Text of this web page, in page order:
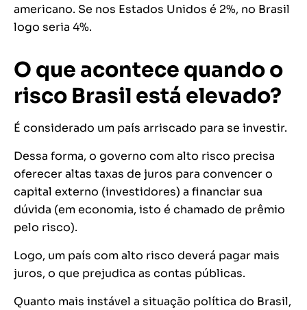
americano. Se nos Estados Unidos é 2%, no Brasil
logo seria 4%.
O que acontece quando o
risco Brasil está elevado?
É considerado um país arriscado para se investir.
Dessa forma, o governo com alto risco precisa
oferecer altas taxas de juros para convencer o
capital externo (investidores) a financiar sua
dúvida (em economia, isto é chamado de prêmio
pelo risco).
Logo, um país com alto risco deverá pagar mais
juros, o que prejudica as contas públicas.
Quanto mais instável a situação política do Brasil,